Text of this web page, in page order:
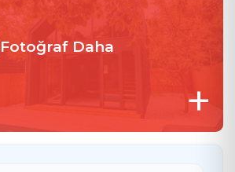
+
Fotoğraf Daha